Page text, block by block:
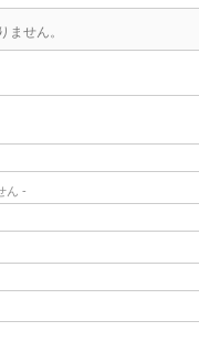
ません。
ん -